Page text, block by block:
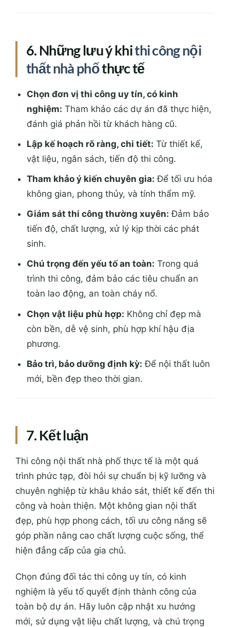
6. Những lưu ý khithi công nội
thất nhà phốthực tế
Chọn đơn vị thi công uy tín, có kinh
nghiệm: Tham khảo các dự án đã thực hiện,
đánh giá phản hồi từ khách hàng cũ.
Lập kế hoạch rõ ràng, chi tiết: Từ thiết kế,
vật liệu, ngân sách, tiến độ thi công.
Tham khảo ý kiến chuyên gia: Để tối ưu hóa
không gian, phong thủy, và tính thẩm mỹ.
Giám sát thi công thường xuyên: Đảm bảo
tiến độ, chất lượng, xử lý kịp thời các phát
sinh.
Chú trọng đến yếu tố an toàn: Trong quá
trình thi công, đảm bảo các tiêu chuẩn an
toàn lao động, an toàn cháy nổ.
Chọn vật liệu phù hợp: Không chỉ đẹp mà
còn bền, dễ vệ sinh, phù hợp khí hậu địa
phương.
Bảo trì, bảo dưỡng định kỳ: Để nội thất luôn
mới, bền đẹp theo thời gian.
7. Kết luận
Thi công nội thất nhà phố thực tế là một quá
trình phức tạp, đòi hỏi sự chuẩn bị kỹ lưỡng và
chuyên nghiệp từ khâu khảo sát, thiết kế đến thi
công và hoàn thiện. Một không gian nội thất
đẹp, phù hợp phong cách, tối ưu công năng sẽ
góp phần nâng cao chất lượng cuộc sống, thể
hiện đẳng cấp của gia chủ.
Chọn đúng đối tác thi công uy tín, có kinh
nghiệm là yếu tố quyết định thành công của
toàn bộ dự án. Hãy luôn cập nhật xu hướng
mới, sử dụng vật liệu chất lượng, và chú trọng